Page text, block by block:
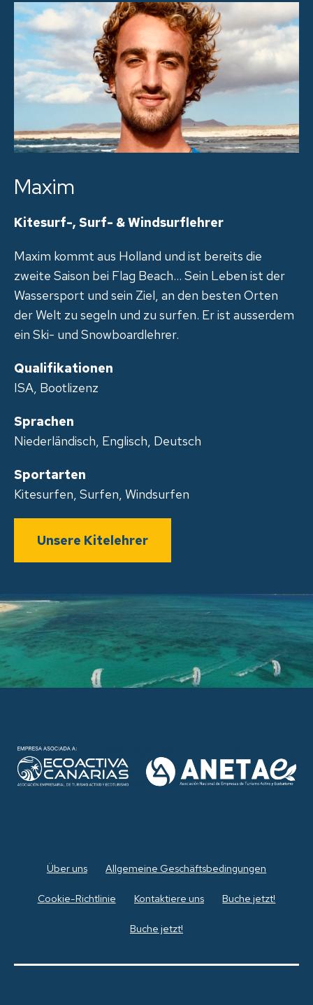
Maxim
Kitesurf-, Surf- & Windsurflehrer
Maxim kommt aus Holland und ist bereits die
zweite Saison bei Flag Beach… Sein Leben ist der
Wassersport und sein Ziel, an den besten Orten
der Welt zu segeln und zu surfen. Er ist ausserdem
ein Ski- und Snowboardlehrer.
Qualifikationen
ISA, Bootlizenz
Sprachen
Niederländisch, Englisch, Deutsch
Sportarten
Kitesurfen, Surfen, Windsurfen
Unsere Kitelehrer
Über uns Allgemeine Geschäftsbedingungen
Cookie-Richtlinie Kontaktiere uns Buche jetzt!
Buche jetzt!